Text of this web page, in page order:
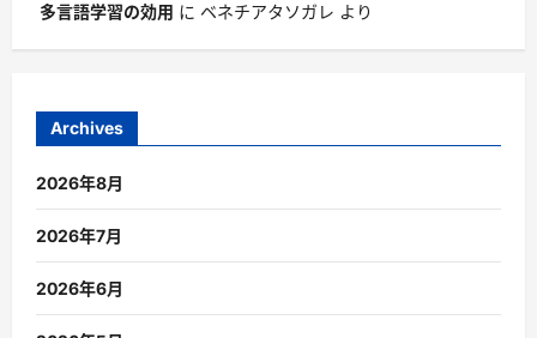
多言語学習の効用 に ベネチアタソガレ より
Archives
2026年8月
2026年7月
2026年6月